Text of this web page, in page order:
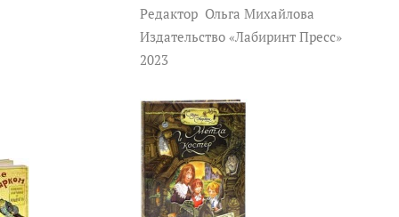
Редактор Ольга Михайлова
Издательство «Лабиринт Пресс»
2023